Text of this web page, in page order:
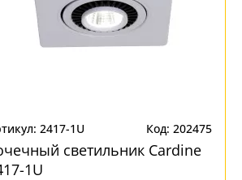
2417-1U Код: 202475
светильник Cardine
1U